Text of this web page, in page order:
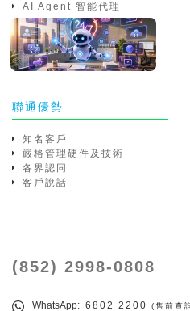
AI Agent 智能代理
聯通優勢
知名客戶
嚴格管理硬件及技術
各界認同
客戶說話
(852) 2998-0808
WhatsApp: 6802 2200 (售前查